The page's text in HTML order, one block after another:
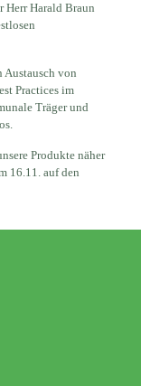
Herr Harald Braun
Austausch von
Practices im
Träger und
Produkte näher
16.11. auf den